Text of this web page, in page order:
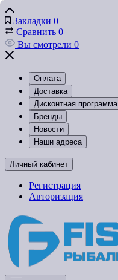
Закладки 0
Сравнить 0
Вы смотрели 0
Оплата
Доставка
Дисконтная программа
Бренды
Новости
Наши адреса
Личный кабинет
Регистрация
Авторизация